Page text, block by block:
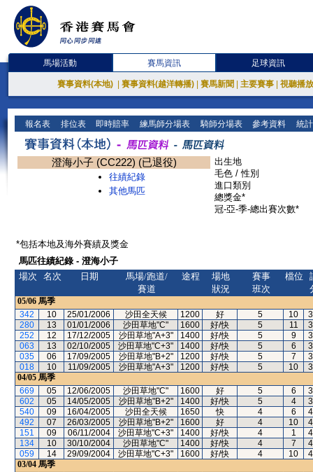
馬場活動 賽馬資訊 足球資訊
賽事資料(本地) 賽事資料(越洋轉播) 賽馬新聞 主要賽事 視聽播
報名表 排位表 即時賠率 練馬師分場表 騎師分場表 參考資料 統
澄海小子 (CC222) (已退役)
往績紀錄
其他馬匹
出生地
毛色 / 性別
進口類別
總獎金*
冠-亞-季-總出賽次數*
*包括本地及海外賽績及獎金
馬匹往績紀錄 - 澄海小子
場次
名次 日期
馬場/跑道/
賽道
途程
場地
狀況
賽事
班次
檔位
05/06 馬季
342
10 25/01/2006 沙田全天候 1200 好 5 10
280
13 01/01/2006 沙田草地"C" 1600 好/快 5 11
252
12 17/12/2005 沙田草地"A+3" 1400 好/快 5 9
063
13 02/10/2005 沙田草地"C+3" 1400 好/快 5 6
035
06 17/09/2005 沙田草地"B+2" 1200 好/快 5 7
018
10 11/09/2005 沙田草地"A+3" 1200 好/快 5 10
04/05 馬季
669
05 12/06/2005 沙田草地"C" 1600 好 5 6
602
05 14/05/2005 沙田草地"B+2" 1400 好/快 5 4
540
09 16/04/2005 沙田全天候 1650 快 4 6
492
07 26/03/2005 沙田草地"B+2" 1600 好 4 10
151
09 06/11/2004 沙田草地"C+3" 1400 好/快 4 1
134
10 30/10/2004 沙田草地"C" 1400 好/快 4 7
059
14 29/09/2004 沙田草地"C+3" 1600 好/快 4 10
03/04 馬季